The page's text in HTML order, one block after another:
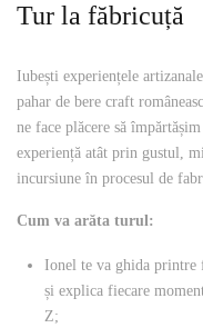
Tur la făbricuță
Iubești experiențele
pahar de bere craft
ne face plăcere să
experiență atât prin gustul,
incursiune în procesul de
Cum va arăta turul:
Ionel te va ghida printre
și explica fiecare
Z;